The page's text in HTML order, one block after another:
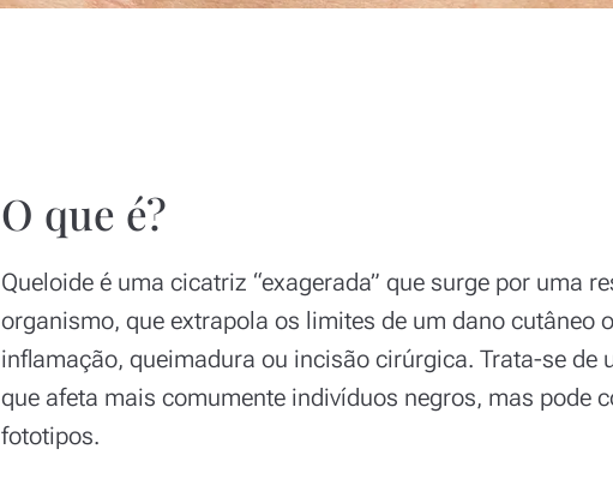
O que é?
Queloide é uma cicatriz “exagerada” que surge por uma
organismo, que extrapola os limites de um dano cutâneo
inflamação, queimadura ou incisão cirúrgica. Trata-se de
que afeta mais comumente indivíduos negros, mas pode
fototipos.